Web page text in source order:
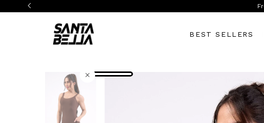
BEST SELLERS